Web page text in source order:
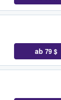
ab 79 $